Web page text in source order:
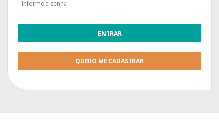
QUERO ME CADASTRAR